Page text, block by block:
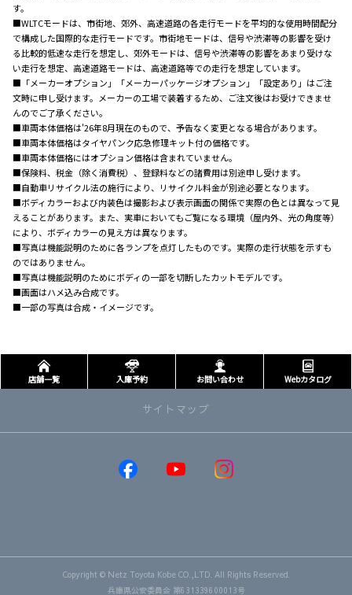
す。
■WLTCモードは、市街地、郊外、高速道路の各走行モードを平均的な使用時間配分
で構成した国際的な走行モードです。市街地モードは、信号や渋滞等の影響を受け
る比較的低速な走行を想定し、郊外モードは、信号や渋滞等の影響をあまり受けな
い走行を想定、高速道路モードは、高速道路等での走行を想定しています。
■「メーカーオプション」「メーカーパッケージオプション」「設定あり」はご注
文時に申し受けます。メーカーの工場で装着するため、ご注文後はお受けできませ
んのでご了承ください。
■車両本体価格は'26年8月現在のもので、予告なく変更となる場合があります。
■車両本体価格はタイヤパンク応急修理キット付の価格です。
■車両本体価格にはオプション価格は含まれていません。
■保険料、税金（除く消費税）、登録料などの諸費用は別途申し受けます。
■自動車リサイクル法の施行により、リサイクル料金が別途必要となります。
■ボディカラーおよび内装色は撮影および表示画面の関係で実際の色とは異なって見
えることがあります。また、実車においてもご覧になる環境（屋内外、光の角度等）
により、ボディカラーの見え方は異なります。
■写真は機能説明のために各ランプを点灯したものです。実際の走行状態を示すも
のではありません。
■写真は機能説明のためにボディの一部を切断したカットモデルです。
■画面はハメ込み合成です。
■一部の写真は合成・イメージです。
店舗一覧 入庫予約 お問い合わせ Webカタログ
サイトマップ
RAV4
Copyright © Netz Toyota Kobe CO.,LTD. All Rights Reserved.
兵庫県公安委員会 第631339600013号